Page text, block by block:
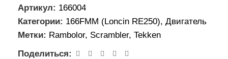
Артикул: 166004
Категории: 166FMM (Loncin RE250), Двигатель
Метки: Rambolor, Scrambler, Tekken
Поделиться: